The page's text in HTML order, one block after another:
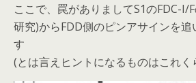
ここで、罠がありましてS1のFDC-I/
研究)からFDD側のピンアサインを追
す
(とは言えヒントになるものはこれく